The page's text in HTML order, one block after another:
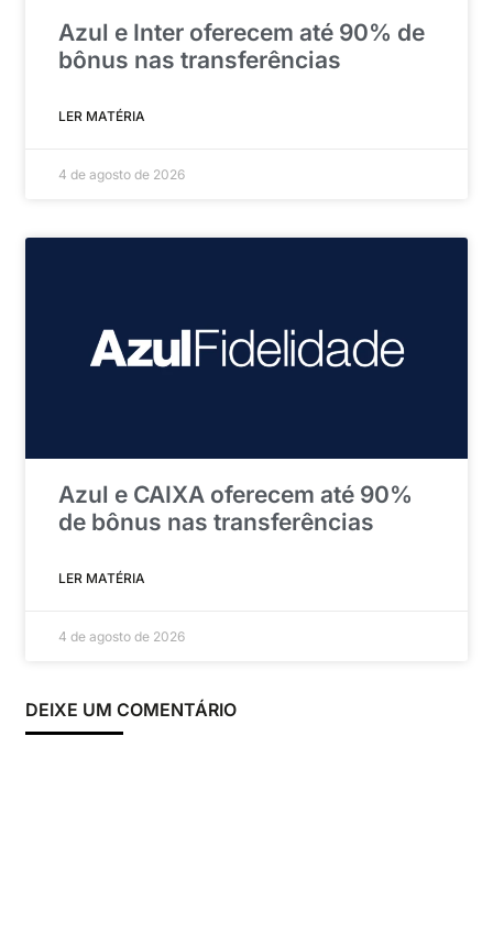
Azul e Inter oferecem até 90% de
bônus nas transferências
LER MATÉRIA
4 de agosto de 2026
Azul e CAIXA oferecem até 90%
de bônus nas transferências
LER MATÉRIA
4 de agosto de 2026
DEIXE UM COMENTÁRIO